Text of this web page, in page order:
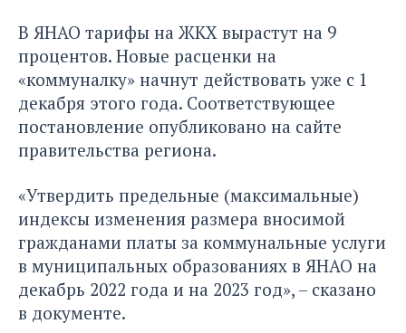
В ЯНАО тарифы на ЖКХ вырастут на 9
процентов. Новые расценки на
«коммуналку» начнут действовать уже с 1
декабря этого года. Соответствующее
постановление опубликовано на сайте
правительства региона.
«Утвердить предельные (максимальные)
индексы изменения размера вносимой
гражданами платы за коммунальные услуги
в муниципальных образованиях в ЯНАО на
декабрь 2022 года и на 2023 год», – сказано
в документе.